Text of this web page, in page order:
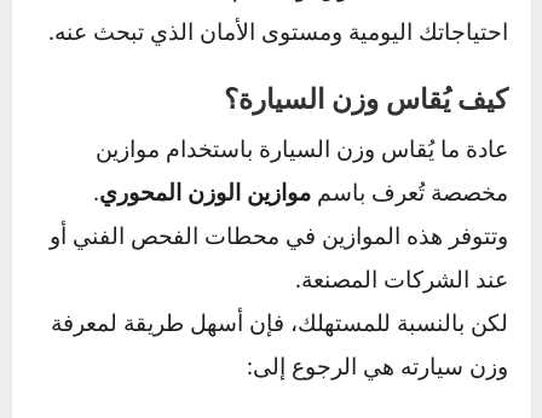
أكبر على الطرق السريعة.
عيوب:
استهلاك وقود أكبر، صعوبة في التوقف
الفوري أو المناورة.
اختيارك بين سيارة خفيفة أو ثقيلة لا يجب أن يكون
فقط بناءً على الذوق أو الحجم، بل بناءً على
احتياجاتك اليومية ومستوى الأمان الذي تبحث عنه.
كيف يُقاس وزن السيارة؟
عادة ما يُقاس وزن السيارة باستخدام موازين